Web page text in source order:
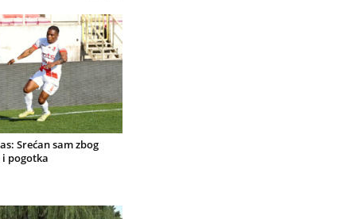
Srećan sam zbog
i pogotka